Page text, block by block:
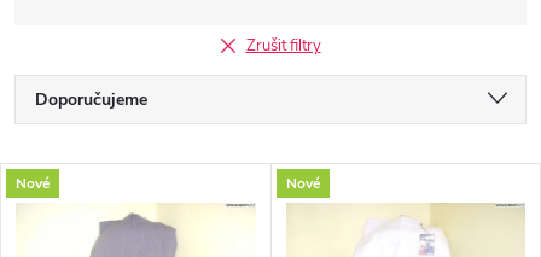
Zrušit filtry
Ř
a
z
Doporučujeme
Nejdražší
Nejprodávanější
V
Nové Nové